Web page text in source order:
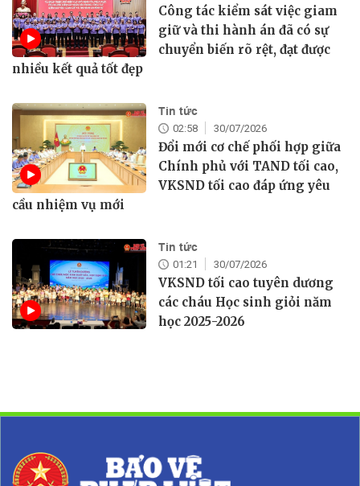
Công tác kiểm sát việc giam
giữ và thi hành án đã có sự
chuyển biến rõ rệt, đạt được
nhiều kết quả tốt đẹp
Tin tức
02:58 30/07/2026
Đổi mới cơ chế phối hợp giữa
Chính phủ với TAND tối cao,
VKSND tối cao đáp ứng yêu
cầu nhiệm vụ mới
Tin tức
01:21 30/07/2026
VKSND tối cao tuyên dương
các cháu Học sinh giỏi năm
học 2025-2026